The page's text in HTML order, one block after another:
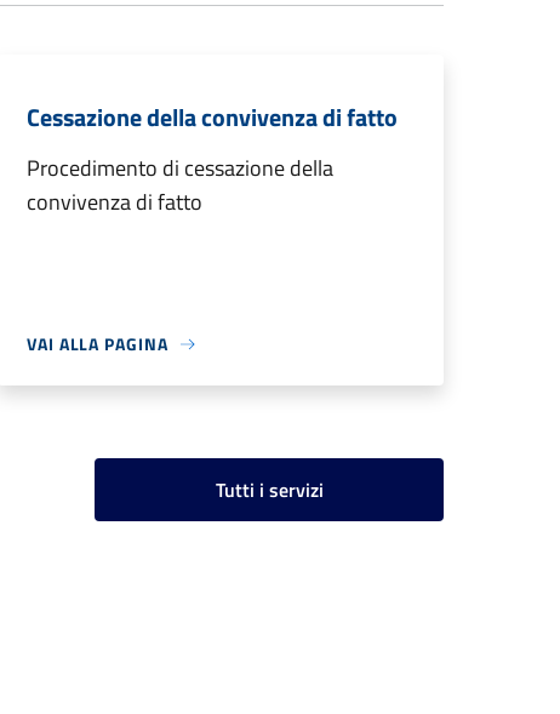
Cessazione della convivenza di fatto
Procedimento di cessazione della
convivenza di fatto
VAI ALLA PAGINA
Tutti i servizi